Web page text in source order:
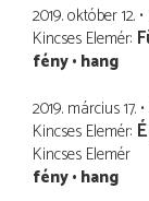
2019. október 12.
Kincses Elemér
fény hang
2019. március 17.
Kincses Elemér
Kincses Elemér
fény hang